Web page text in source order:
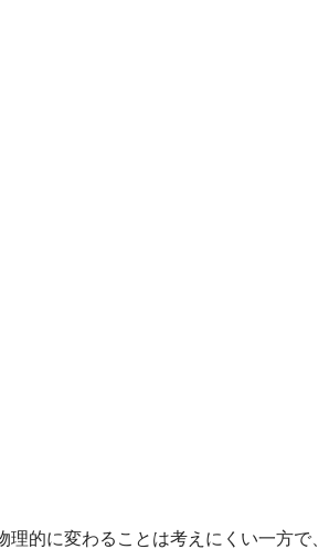
理的に変わることは考えにくい一方で、